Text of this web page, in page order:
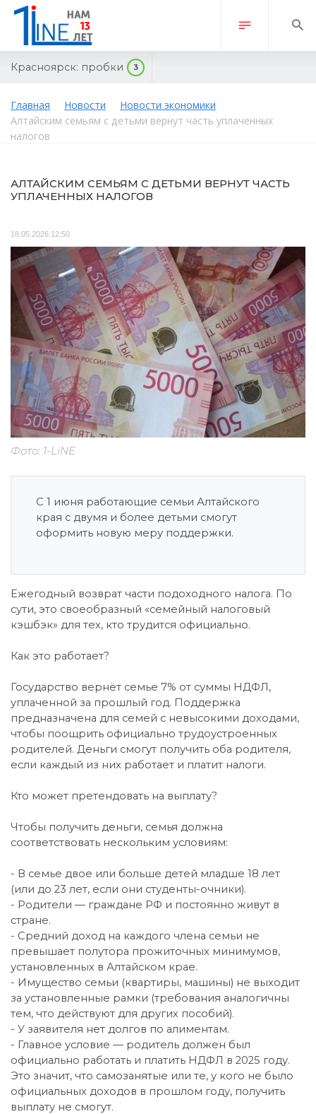
Красноярск: пробки 3
Главная Новости
Новости экономики
Алтайским семьям с детьми вернут часть уплаченных
налогов
АЛТАЙСКИМ СЕМЬЯМ С ДЕТЬМИ ВЕРНУТ ЧАСТЬ
УПЛАЧЕННЫХ НАЛОГОВ
18.05.2026 12:50
Фото: 1-LiNE
С 1 июня работающие семьи Алтайского
края с двумя и более детьми смогут
оформить новую меру поддержки.
Ежегодный возврат части подоходного налога. По
сути, это своеобразный «семейный налоговый
кэшбэк» для тех, кто трудится официально.
Как это работает?
Государство вернёт семье 7% от суммы НДФЛ,
уплаченной за прошлый год. Поддержка
предназначена для семей с невысокими доходами,
чтобы поощрить официально трудоустроенных
родителей. Деньги смогут получить оба родителя,
если каждый из них работает и платит налоги.
Кто может претендовать на выплату?
Чтобы получить деньги, семья должна
соответствовать нескольким условиям:
- В семье двое или больше детей младше 18 лет
(или до 23 лет, если они студенты-очники).
- Родители — граждане РФ и постоянно живут в
стране.
- Средний доход на каждого члена семьи не
превышает полутора прожиточных минимумов,
установленных в Алтайском крае.
- Имущество семьи (квартиры, машины) не выходит
за установленные рамки (требования аналогичны
тем, что действуют для других пособий).
- У заявителя нет долгов по алиментам.
- Главное условие — родитель должен был
официально работать и платить НДФЛ в 2025 году.
Это значит, что самозанятые или те, у кого не было
официальных доходов в прошлом году, получить
выплату не смогут.